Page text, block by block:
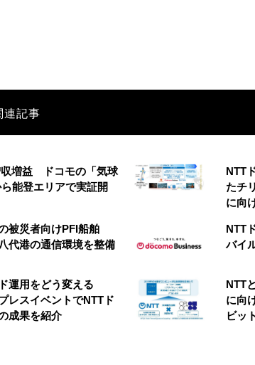
連記事
収増益 ドコモの「気球
能登エリアで実証開
NTT
たチ
に向
被災者向けPFI船舶
代港の通信環境を整備
NTT
バイ
運用をどう変える
レスイベントでNTTド
成果を紹介
NTT
に向
ビッ